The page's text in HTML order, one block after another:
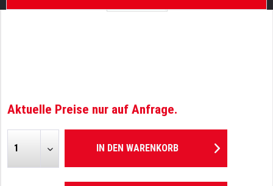
Aktuelle Preise nur auf Anfrage.
IN DEN WARENKORB